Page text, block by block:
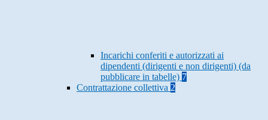
Incarichi conferiti e autorizzati ai
dipendenti (dirigenti e non dirigenti) (da
pubblicare in tabelle) 7
Contrattazione collettiva 2